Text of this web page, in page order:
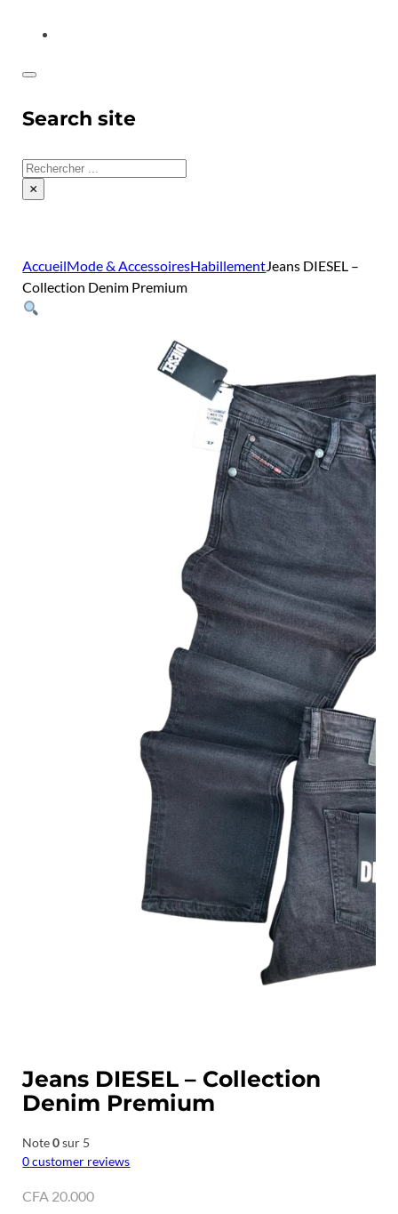
Search site
Rechercher
×
AccueilMode & AccessoiresHabillementJeans DIESEL –
Collection Denim Premium
Jeans DIESEL – Collection
Denim Premium
Note0sur 5
0customer reviews
CFA 20.000